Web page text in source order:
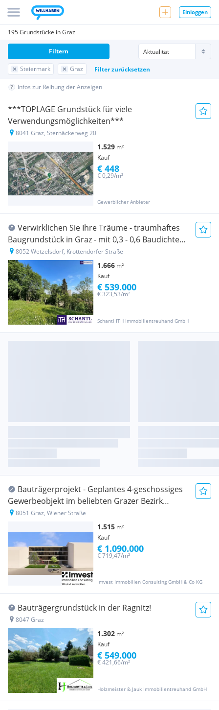
Einloggen
195 Grundstücke in Graz
Steiermark Graz Filter zurücksetzen
Filtern
Infos zur Reihung der Anzeigen
***TOPLAGE Grundstück für viele
Verwendungsmöglichkeiten***
8041 Graz, Sternäckerweg 20
1.529 m²
Kauf
Gewerblicher Anbieter
€ 0,29/m²
€ 448
Verwirklichen Sie Ihre Träume - traumhaftes
Baugrundstück in Graz - mit 0,3 - 0,6 Baudichte
auch perfekt für Bauträger!
8052 Wetzelsdorf, Krottendorfer Straße
1.666 m²
Kauf
Schantl ITH Immobilientreuhand GmbH
€ 323,53/m²
€ 539.000
Bauträgerprojekt - Geplantes 4-geschossiges
Gewerbeobjekt im beliebten Grazer Bezirk
Gösting
8051 Graz, Wiener Straße
1.515 m²
Kauf
Imvest Immobilien Consulting GmbH & Co KG
€ 719,47/m²
€ 1.090.000
Bauträgergrundstück in der Ragnitz!
8047 Graz
1.302 m²
Kauf
Holzmeister & Jauk Immobilientreuhand GmbH
€ 421,66/m²
€ 549.000